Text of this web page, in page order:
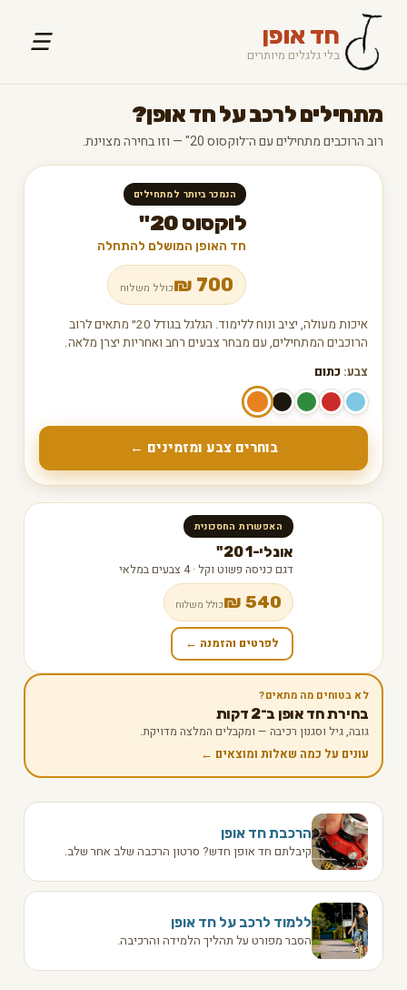
חד אופן
בלי גלגלים מיותרים ☰
מתחילים לרכב על חד אופן?
רוב הרוכבים מתחילים עם ה־לוקסוס 20" — וזו בחירה מצוינת.
הנמכר ביותר למתחילים
לוקסוס 20"
חד האופן המושלם להתחלה
700
₪כולל משלוח
איכות מעולה, יציב ונוח ללימוד. הגלגל בגודל 20״ מתאים לרוב
הרוכבים המתחילים, עם מבחר צבעים רחב ואחריות יצרן מלאה.
צבע: כתום
בוחרים צבע ומזמינים ←
האפשרות החסכונית
אונלי-1 20"
דגם כניסה פשוט וקל · 4 צבעים במלאי
540 ₪ כולל משלוח
לפרטים והזמנה ←
לא בטוחים מה מתאים?
בחירת חד אופן ב־2 דקות
גובה, גיל וסגנון רכיבה — ומקבלים המלצה מדויקת.
עונים על כמה שאלות ומוצאים ←
הרכבת חד אופן
קיבלתם חד אופן חדש? סרטון הרכבה שלב אחר שלב.
ללמוד לרכב על חד אופן
הסבר מפורט על תהליך הלמידה והרכיבה.